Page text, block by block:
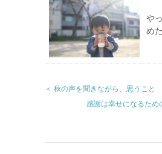
や
め
＜ 秋の声を聞きながら、思うこと
感謝は幸せになるた